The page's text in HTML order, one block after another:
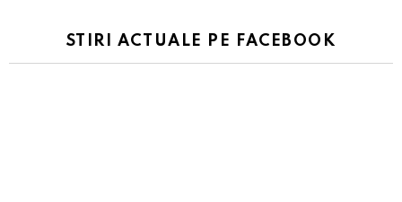
STIRI ACTUALE PE FACEBOOK